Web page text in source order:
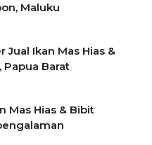
Maluku
Jual Ikan Mas Hias &
Barat
Mas Hias & Bibit